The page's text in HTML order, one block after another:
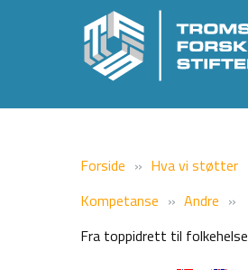
Forside
Hva vi støtter
Kompetanse
Andre
Fra toppidrett til folkehelse